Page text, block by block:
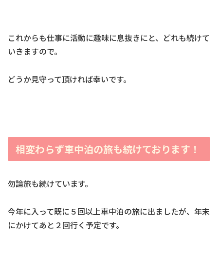
これからも仕事に活動に趣味に息抜きにと、どれも続けて
いきますので。
どうか見守って頂ければ幸いです。
相変わらず車中泊の旅も続けております！
勿論旅も続けています。
今年に入って既に５回以上車中泊の旅に出ましたが、年末
にかけてあと２回行く予定です。